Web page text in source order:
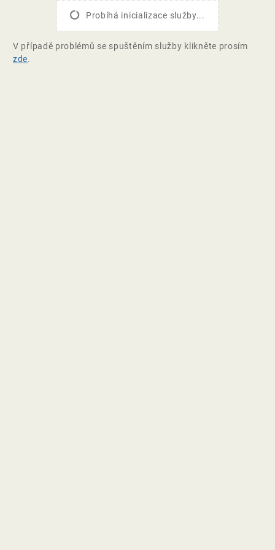
Probíhá inicializace služby...
V případě problémů se spuštěním služby klikněte prosím
zde.